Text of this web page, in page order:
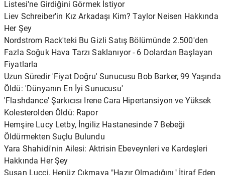
Listesi'ne Girdiğini Görmek İstiyor
Liev Schreiber'in Kız Arkadaşı Kim? Taylor Neisen Hakkında
Her Şey
Nordstrom Rack'teki Bu Gizli Satış Bölümünde 2.500'den
Fazla Soğuk Hava Tarzı Saklanıyor - 6 Dolardan Başlayan
Fiyatlarla
Uzun Süredir 'Fiyat Doğru' Sunucusu Bob Barker, 99 Yaşında
Öldü: 'Dünyanın En İyi Sunucusu'
'Flashdance' Şarkıcısı Irene Cara Hipertansiyon ve Yüksek
Kolesterolden Öldü: Rapor
Hemşire Lucy Letby, İngiliz Hastanesinde 7 Bebeği
Öldürmekten Suçlu Bulundu
Yara Shahidi'nin Ailesi: Aktrisin Ebeveynleri ve Kardeşleri
Hakkında Her Şey
Susan Lucci, Henüz Çıkmaya "Hazır Olmadığını" İtiraf Eden